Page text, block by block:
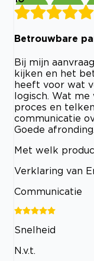
Betrouwbare
Bij mijn
kijken en het
heeft voor wat
logisch. Wat
proces en
communicatie
Goede
Met welk
Verklaring van
Communicatie
Snelheid
N.v.t.